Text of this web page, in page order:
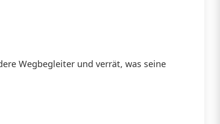
Wegbegleiter und verrät, was seine